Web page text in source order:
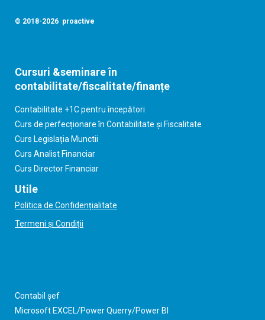
© 2018-2026 proactive
Cursuri &seminare în
contabilitate/fiscalitate/finanțe
Contabilitate +1C pentru începători
Curs de perfecționare în Contabilitate și Fiscalitate
Curs Legislația Munctii
Curs Analist Financiar
Curs Director Financiar
Utile
Politica de Confidențialitate
Termeni și Condiții
Contabil șef
Microsoft EXCEL/Power Querry/Power BI